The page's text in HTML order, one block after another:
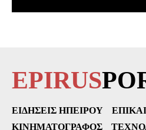
EPIRUS
ΕΙΔΉΣΕΙΣ ΗΠΕΊΡΟΥ
ΚΙΝΗΜΑΤΟΓΡΆΦΟΣ